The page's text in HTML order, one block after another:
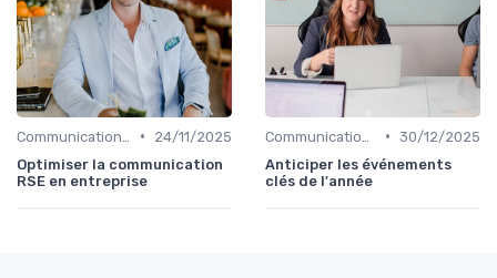
•
24/11/2025
Optimiser la communication
RSE en entreprise
• 30/12/2025
Anticiper les événements
clés de l'année